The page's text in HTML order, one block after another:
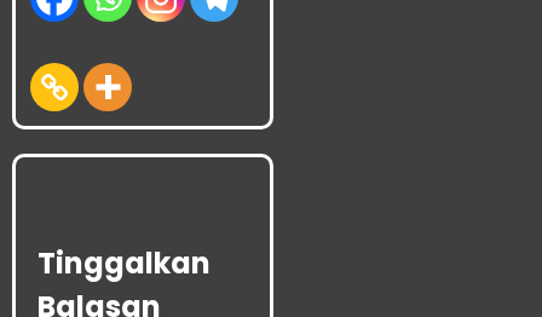
Tinggalkan
Balasan